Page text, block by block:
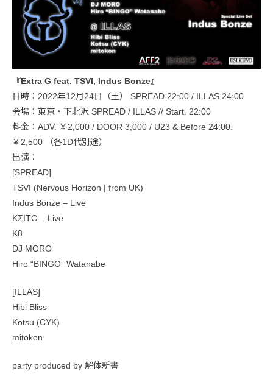
『Extra G feat. TSVI, Indus Bonze』
日時：2022年12月24日（土） SPREAD 22:00 / ILLAS 24:00
会場：東京・下北沢 SPREAD / ILLAS // Start. 22:00
料金：ADV. ￥2,000 / DOOR 3,000 / U23 & Before 24:00.
￥2,500 （各1D代別途）
出演：
[SPREAD]
TSVI (Nervous Horizon | from UK)
Indus Bonze – Live
KΣITO – Live
K8
DJ MORO
Hiro “BINGO” Watanabe
[ILLAS]
Hibi Bliss
Kotsu (CYK)
mitokon
party produced by 解体新書